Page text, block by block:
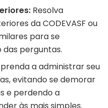
Resolva
da CODEVASF ou
para se
perguntas.
a administrar seu
evitando se demorar
e perdendo a